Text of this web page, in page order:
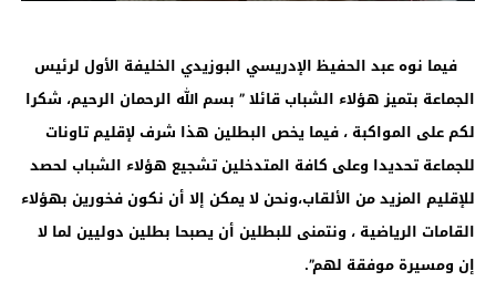
فيما نوه عبد الحفيظ الإدريسي البوزيدي الخليفة الأول لرئيس
الجماعة بتميز هؤلاء الشباب قائلا ” بسم الله الرحمان الرحيم، شكرا
لكم على المواكبة ، فيما يخص البطلين هذا شرف لإقليم تاونات
للجماعة تحديدا وعلى كافة المتدخلين تشجيع هؤلاء الشباب لحصد
للإقليم المزيد من الألقاب،ونحن لا يمكن إلا أن نكون فخورين بهؤلاء
القامات الرياضية ، ونتمنى للبطلين أن يصبحا بطلين دوليين لما لا
إن ومسيرة موفقة لهم”.